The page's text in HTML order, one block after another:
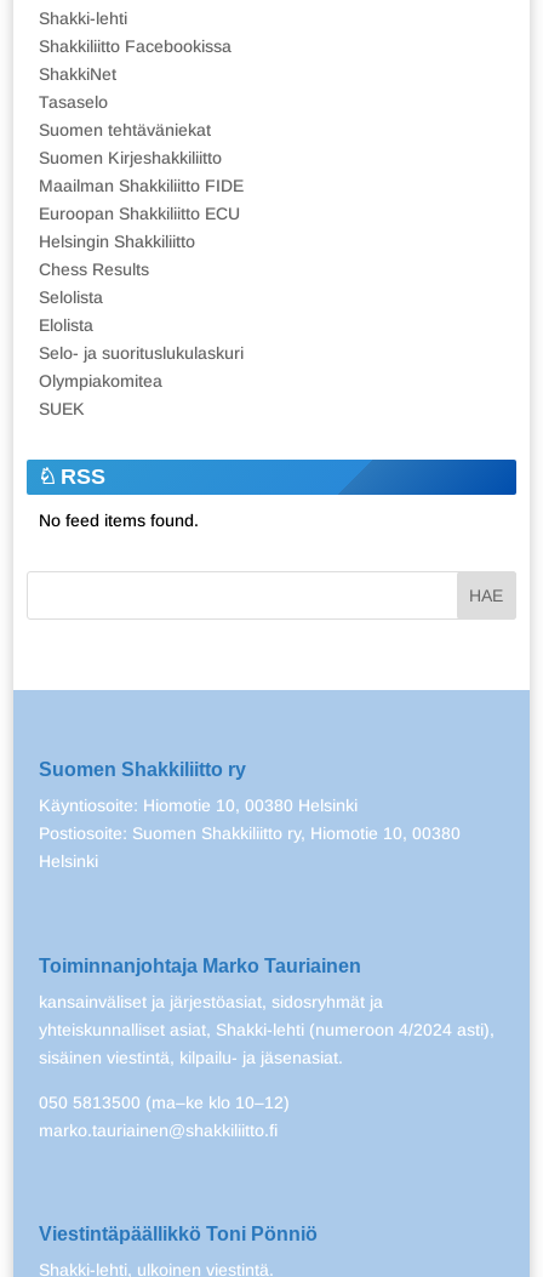
Shakki-lehti
Shakkiliitto Facebookissa
ShakkiNet
Tasaselo
Suomen tehtäväniekat
Suomen Kirjeshakkiliitto
Maailman Shakkiliitto FIDE
Euroopan Shakkiliitto ECU
Helsingin Shakkiliitto
Chess Results
Selolista
Elolista
Selo- ja suorituslukulaskuri
Olympiakomitea
SUEK
RSS
No feed items found.
Suomen Shakkiliitto ry
Käyntiosoite: Hiomotie 10, 00380 Helsinki
Postiosoite: Suomen Shakkiliitto ry, Hiomotie 10, 00380
Helsinki
Toiminnanjohtaja Marko Tauriainen
kansainväliset ja järjestöasiat, sidosryhmät ja
yhteiskunnalliset asiat, Shakki-lehti (numeroon 4/2024 asti),
sisäinen viestintä, kilpailu- ja jäsenasiat.
050 5813500 (ma–ke klo 10–12)
marko.tauriainen@shakkiliitto.fi
Viestintäpäällikkö Toni Pönniö
Shakki-lehti, ulkoinen viestintä.